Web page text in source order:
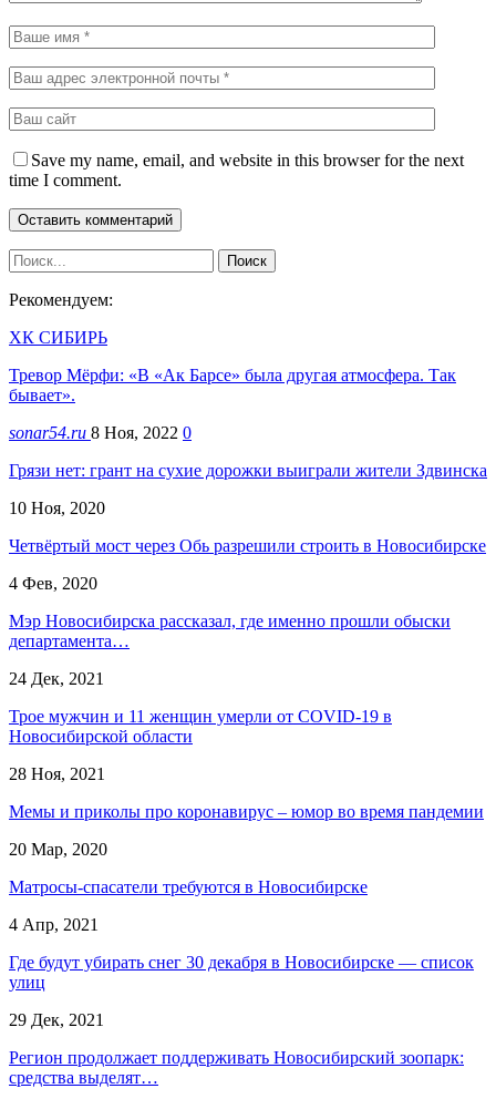
Save my name, email, and website in this browser for the next
time I comment.
Рекомендуем:
ХК СИБИРЬ
Тревор Мёрфи: «В «Ак Барсе» была другая атмосфера. Так
бывает».
sonar54.ru 8 Ноя, 2022 0
Грязи нет: грант на сухие дорожки выиграли жители Здвинска
10 Ноя, 2020
Четвёртый мост через Обь разрешили строить в Новосибирске
4 Фев, 2020
Мэр Новосибирска рассказал, где именно прошли обыски
департамента…
24 Дек, 2021
Трое мужчин и 11 женщин умерли от COVID-19 в
Новосибирской области
28 Ноя, 2021
Мемы и приколы про коронавирус – юмор во время пандемии
20 Мар, 2020
Матросы-спасатели требуются в Новосибирске
4 Апр, 2021
Где будут убирать снег 30 декабря в Новосибирске — список
улиц
29 Дек, 2021
Регион продолжает поддерживать Новосибирский зоопарк:
средства выделят…